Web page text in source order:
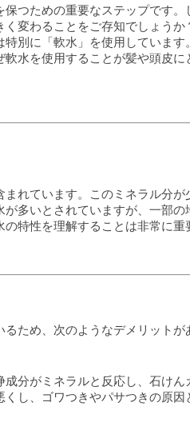
つための重要なステップです。
変わることをご存知でしょうか
別に「軟水」を使用しています
水を使用することが髪や頭皮に
れています。このミネラル分が
が多いとされていますが、一部の
特性を理解することは非常に重
ため、次のようなデメリットが
分がミネラルと反応し、石けん
し、ゴワつきやパサつきの原因